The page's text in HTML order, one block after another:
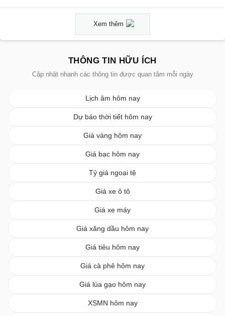
Xem thêm
THÔNG TIN HỮU ÍCH
Cập nhật nhanh các thông tin được quan tâm mỗi ngày
Lịch âm hôm nay
Dự báo thời tiết hôm nay
Giá vàng hôm nay
Giá bạc hôm nay
Tỷ giá ngoại tệ
Giá xe ô tô
Giá xe máy
Giá xăng dầu hôm nay
Giá tiêu hôm nay
Giá cà phê hôm nay
Giá lúa gạo hôm nay
XSMN hôm nay